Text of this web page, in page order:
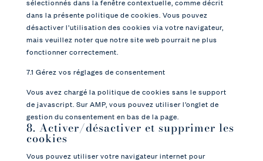
sélectionnés dans la fenêtre contextuelle, comme décrit
dans la présente politique de cookies. Vous pouvez
désactiver l’utilisation des cookies via votre navigateur,
mais veuillez noter que notre site web pourrait ne plus
fonctionner correctement.
7.1 Gérez vos réglages de consentement
Vous avez chargé la politique de cookies sans le support
de javascript. Sur AMP, vous pouvez utiliser l’onglet de
gestion du consentement en bas de la page.
8. Activer/désactiver et supprimer les
cookies
Vous pouvez utiliser votre navigateur internet pour